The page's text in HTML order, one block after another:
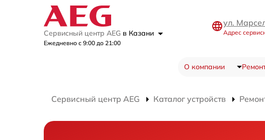
Сервисный центр AEG в Казани
Ежедневно с 9:00 до 21:00
ул.
Адрес
О компании
Сервисный центр AEG Каталог устройств